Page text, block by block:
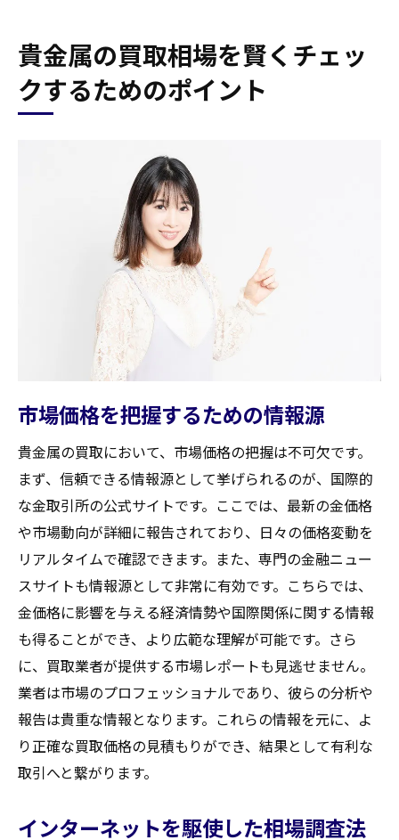
貴金属の買取相場を賢くチェッ
クするためのポイント
市場価格を把握するための情報源
貴金属の買取において、市場価格の把握は不可欠です。
まず、信頼できる情報源として挙げられるのが、国際的
な金取引所の公式サイトです。ここでは、最新の金価格
や市場動向が詳細に報告されており、日々の価格変動を
リアルタイムで確認できます。また、専門の金融ニュー
スサイトも情報源として非常に有効です。こちらでは、
金価格に影響を与える経済情勢や国際関係に関する情報
も得ることができ、より広範な理解が可能です。さら
に、買取業者が提供する市場レポートも見逃せません。
業者は市場のプロフェッショナルであり、彼らの分析や
報告は貴重な情報となります。これらの情報を元に、よ
り正確な買取価格の見積もりができ、結果として有利な
取引へと繋がります。
インターネットを駆使した相場調査法